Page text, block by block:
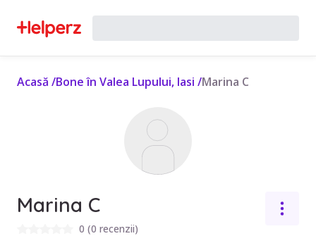
Acasă /Bone în Valea Lupului, Iasi /Marina C
Marina C
0 (0 recenzii)